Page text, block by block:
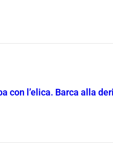
con l’elica. Barca alla